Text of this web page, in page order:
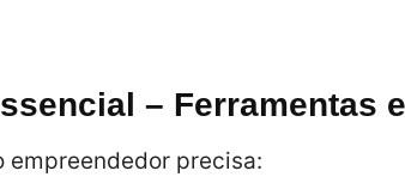
– Ferramentas
empreendedor precisa: